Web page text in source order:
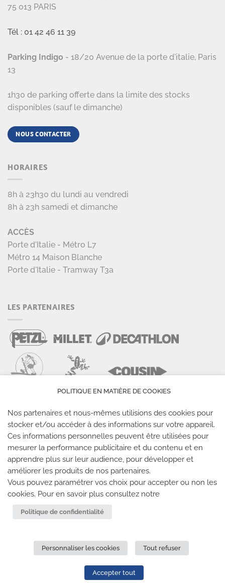
75 013 PARIS
Tél : 01 42 46 11 39
Parking Indigo - 18/20 Avenue de la porte d'italie, Paris
13
1h30 de parking offerte dans la limite des stocks
disponibles (sauf le dimanche)
NOUS CONTACTER
HORAIRES
8h à 23h30 du lundi au vendredi
8h à 23h samedi et dimanche
ACCÈS
Porte d'Italie - Métro L7
Métro 14 Maison Blanche
Porte d'Italie - Tramway T3a
LES PARTENAIRES
LES SALLES CLIMB UP
Climb Up vous accueille dans ses salles, partout en
France
TROUVE TA SALLE
CONFIDENTIALITÉ
POLITIQUE EN MATIÈRE DE COOKIES
Nos partenaires et nous-mêmes utilisions des cookies pour
stocker et/ou accéder à des informations sur votre appareil.
Ces informations personnelles peuvent être utilisées pour
mesurer la performance publicitaire et du contenu et en
apprendre plus sur leur audience, pour développer et
améliorer les produits de nos partenaires.
Vous pouvez paramétrer vos choix pour accepter ou non les
cookies. Pour en savoir plus consultez notre
Politique de confidentialité
Personnaliser les cookies Tout refuser
Accepter tout